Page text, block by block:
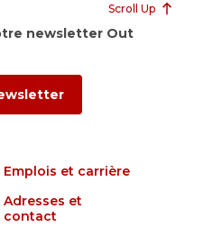
Scroll Up
newsletter Out
Emplois et carrière
Adresses et
contact